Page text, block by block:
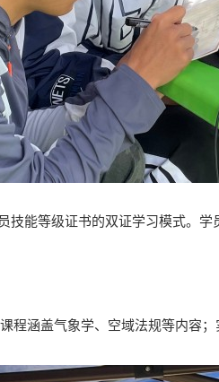
技能等级证书的双证学习模式。
程涵盖气象学、空域法规等内容